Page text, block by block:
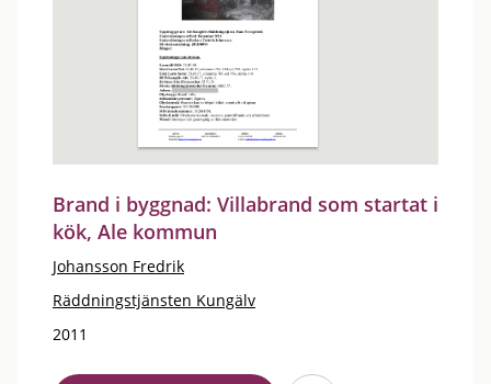
Brand i byggnad: Villabrand som startat i
kök, Ale kommun
Johansson Fredrik
Räddningstjänsten Kungälv
2011